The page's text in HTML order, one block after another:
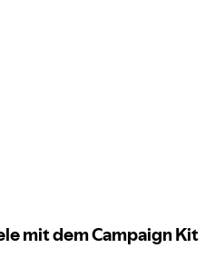
mit dem Campaign Kit